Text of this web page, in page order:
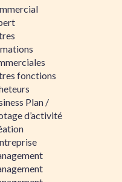
fonctions
Plan /
d’activité